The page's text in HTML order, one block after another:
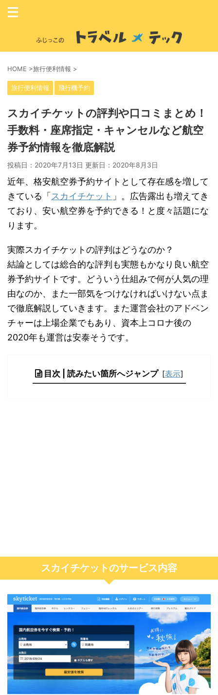
HOME >旅行便利情報 >
旅行便利情報 飛行機予約
スカイチケットの評判や口コミまとめ！
手数料・座席指定・キャンセルなど航空
券予約情報を徹底解説
投稿日：2020年7月13日 更新日： 2020年8月3日
近年、格安航空券予約サイトとして存在感を増して
きている「スカイチケット 」。広告露出も増えてき
ており、安い航空券を予約できる！と度々話題にな
ります。
実際スカイチケットの評判はどうなのか？
結論としては総合的な評判も実態もかなり良い航空
券予約サイトです。どういう仕組みで何が人気の理
由なのか、また一部気をつけなければいけない点ま
で徹底解説していきます。また運営会社のアドベン
チャーは上場企業でもあり、資本上コロナ後の
2020年も運営は安泰そうです。
目次 | 読みたい箇所へジャンプ [表示]
スカイチケットのサービス内容